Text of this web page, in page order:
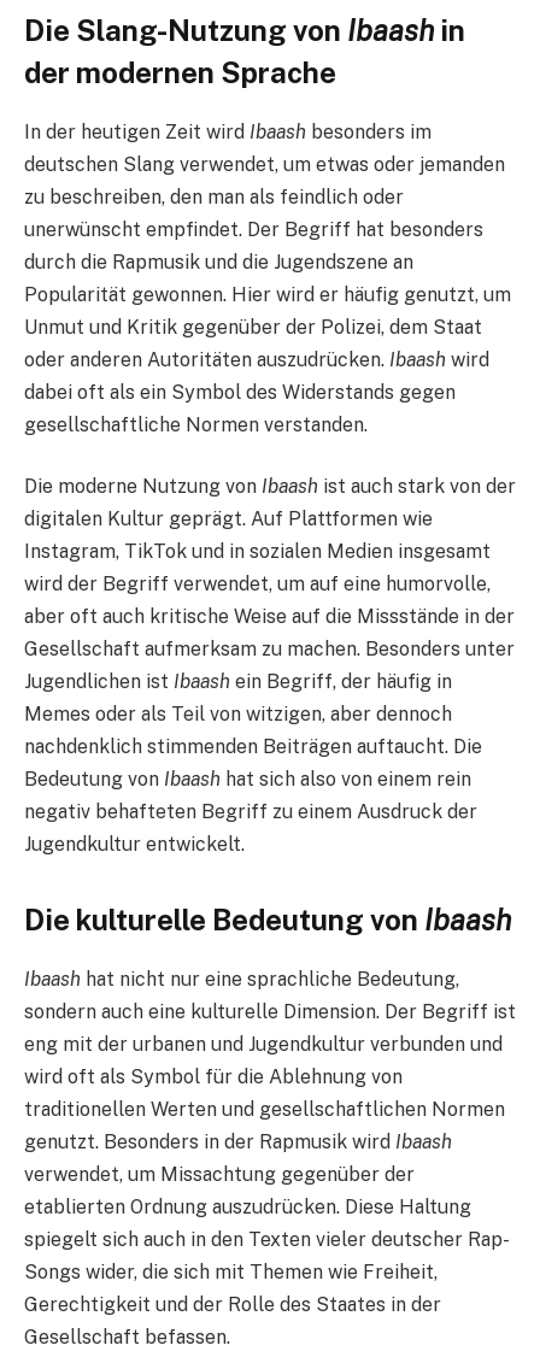
Die Slang-Nutzung von Ibaashin
der modernen Sprache
In der heutigen Zeit wird Ibaash besonders im
deutschen Slang verwendet, um etwas oder jemanden
zu beschreiben, den man als feindlich oder
unerwünscht empfindet. Der Begriff hat besonders
durch die Rapmusik und die Jugendszene an
Popularität gewonnen. Hier wird er häufig genutzt, um
Unmut und Kritik gegenüber der Polizei, dem Staat
oder anderen Autoritäten auszudrücken. Ibaash wird
dabei oft als ein Symbol des Widerstands gegen
gesellschaftliche Normen verstanden.
Die moderne Nutzung von Ibaash ist auch stark von der
digitalen Kultur geprägt. Auf Plattformen wie
Instagram, TikTok und in sozialen Medien insgesamt
wird der Begriff verwendet, um auf eine humorvolle,
aber oft auch kritische Weise auf die Missstände in der
Gesellschaft aufmerksam zu machen. Besonders unter
Jugendlichen ist Ibaash ein Begriff, der häufig in
Memes oder als Teil von witzigen, aber dennoch
nachdenklich stimmenden Beiträgen auftaucht. Die
Bedeutung von Ibaash hat sich also von einem rein
negativ behafteten Begriff zu einem Ausdruck der
Jugendkultur entwickelt.
Die kulturelle Bedeutung von Ibaash
Ibaash hat nicht nur eine sprachliche Bedeutung,
sondern auch eine kulturelle Dimension. Der Begriff ist
eng mit der urbanen und Jugendkultur verbunden und
wird oft als Symbol für die Ablehnung von
traditionellen Werten und gesellschaftlichen Normen
genutzt. Besonders in der Rapmusik wird Ibaash
verwendet, um Missachtung gegenüber der
etablierten Ordnung auszudrücken. Diese Haltung
spiegelt sich auch in den Texten vieler deutscher Rap-
Songs wider, die sich mit Themen wie Freiheit,
Gerechtigkeit und der Rolle des Staates in der
Gesellschaft befassen.